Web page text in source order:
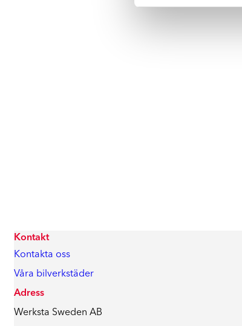
Kontakt
Kontakta oss
Våra bilverkstäder
Adress
Werksta Sweden AB